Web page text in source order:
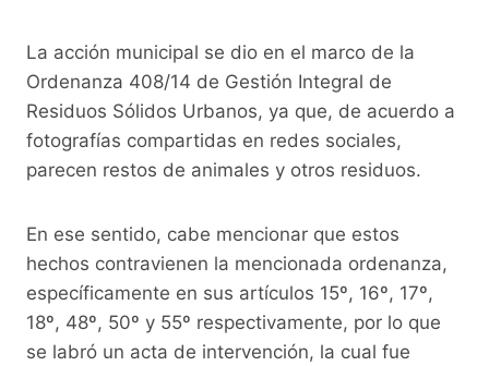
La acción municipal se dio en el marco de la
Ordenanza 408/14 de Gestión Integral de
Residuos Sólidos Urbanos, ya que, de acuerdo a
fotografías compartidas en redes sociales,
parecen restos de animales y otros residuos.
En ese sentido, cabe mencionar que estos
hechos contravienen la mencionada ordenanza,
específicamente en sus artículos 15º, 16º, 17º,
18º, 48º, 50º y 55º respectivamente, por lo que
se labró un acta de intervención, la cual fue